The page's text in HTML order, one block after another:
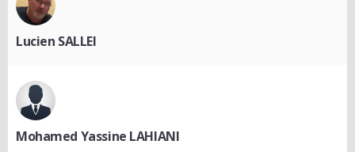
Lucien SALLEI
Mohamed Yassine LAHIANI